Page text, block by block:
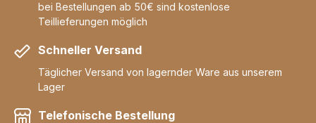
bei Bestellungen ab 50€ sind kostenlose
Teillieferungen möglich
Schneller Versand
Täglicher Versand von lagernder Ware aus unserem
Lager
Telefonische Bestellung